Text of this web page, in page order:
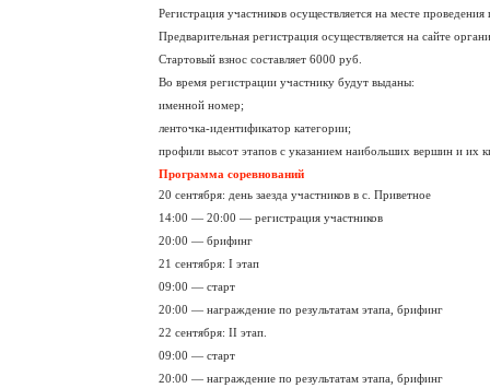
Регистрация участников осуществляется на месте
Предварительная регистрация осуществляется на сайте
Стартовый взнос составляет 6000 руб.
Во время регистрации участнику будут выданы:
именной номер;
ленточка-идентификатор категории;
профили высот этапов с указанием наибольших вершин и их
Программа соревнований
20 сентября: день заезда участников в с. Приветное
14:00 — 20:00 — регистрация участников
20:00 — брифинг
21 сентября: I этап
09:00 — старт
20:00 — награждение по результатам этапа, брифинг
22 сентября: II этап.
09:00 — старт
20:00 — награждение по результатам этапа, брифинг